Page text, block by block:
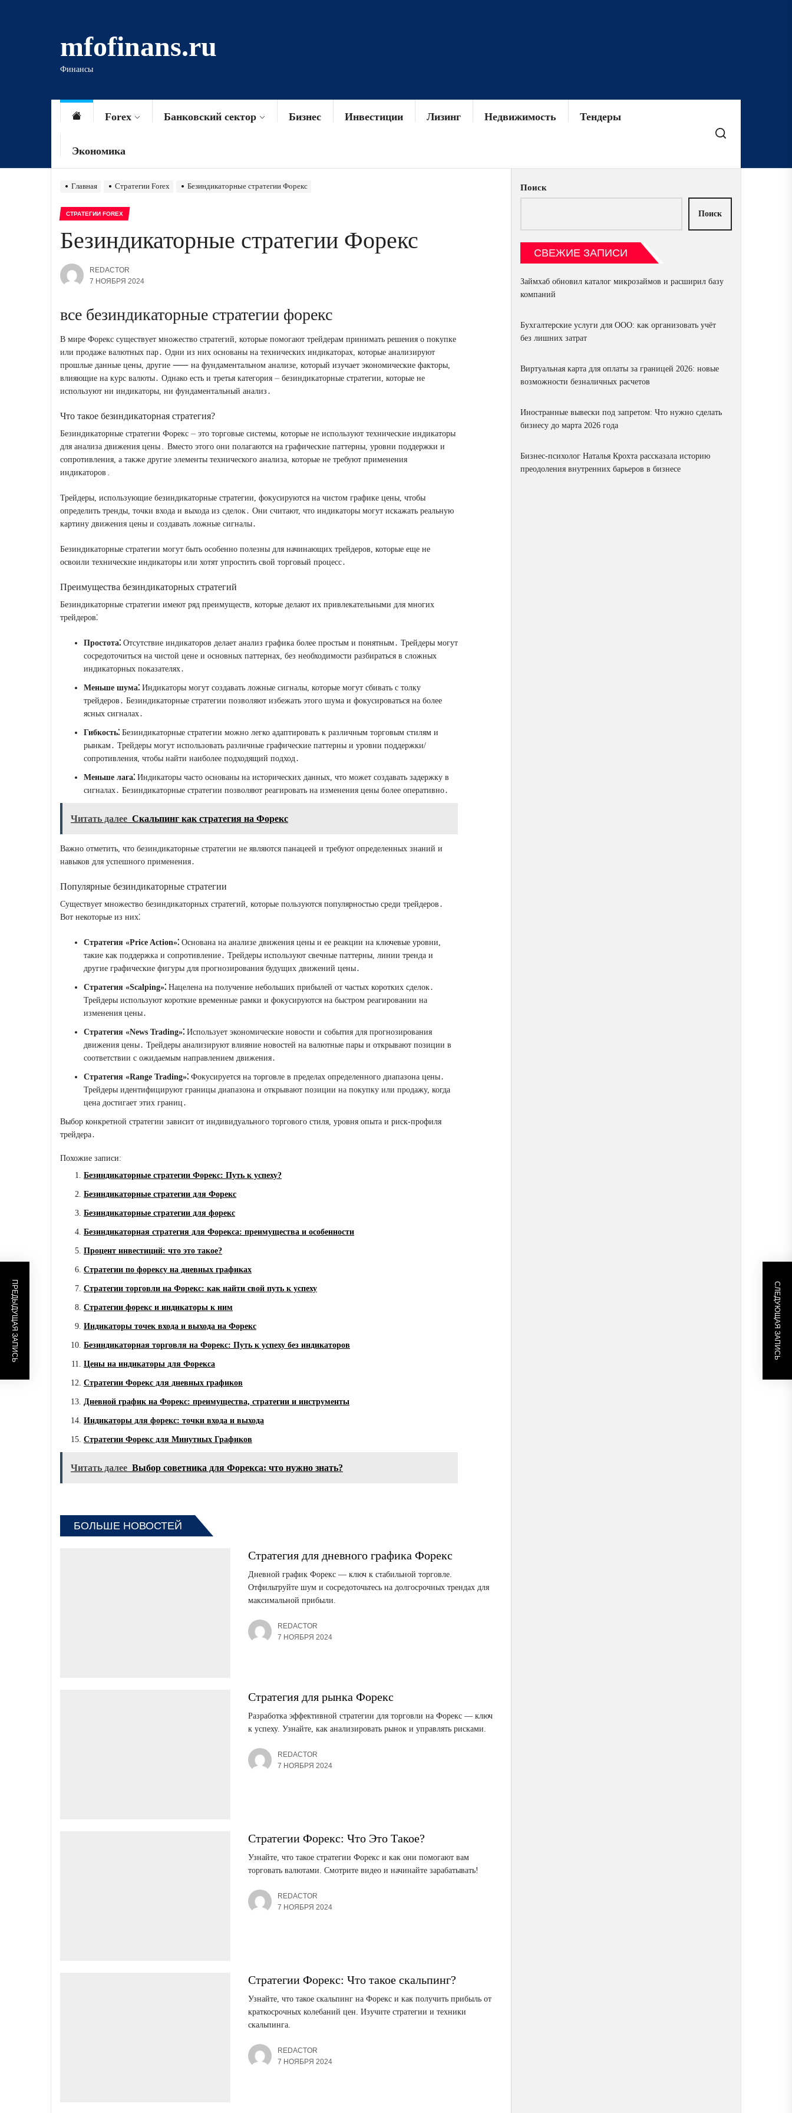
mfofinans.ru
Финансы
Forex Банковский сектор Бизнес Инвестиции Лизинг Недвижимость Тендеры
Экономика
Главная Стратегии Forex Безиндикаторные стратегии Форекс
СТРАТЕГИИ FOREX
Безиндикаторные стратегии Форекс
REDACTOR
7 НОЯБРЯ 2024
все безиндикаторные стратегии форекс
В мире Форекс существует множество стратегий, которые помогают трейдерам принимать решения о покупке
или продаже валютных пар․ Одни из них основаны на технических индикаторах, которые анализируют
прошлые данные цены, другие ⸺ на фундаментальном анализе, который изучает экономические факторы,
влияющие на курс валюты․ Однако есть и третья категория ⏤ безиндикаторные стратегии, которые не
используют ни индикаторы, ни фундаментальный анализ․
Что такое безиндикаторная стратегия?
Безиндикаторные стратегии Форекс ⏤ это торговые системы, которые не используют технические индикаторы
для анализа движения цены․ Вместо этого они полагаются на графические паттерны, уровни поддержки и
сопротивления, а также другие элементы технического анализа, которые не требуют применения
индикаторов․
Трейдеры, использующие безиндикаторные стратегии, фокусируются на чистом графике цены, чтобы
определить тренды, точки входа и выхода из сделок․ Они считают, что индикаторы могут искажать реальную
картину движения цены и создавать ложные сигналы․
Безиндикаторные стратегии могут быть особенно полезны для начинающих трейдеров, которые еще не
освоили технические индикаторы или хотят упростить свой торговый процесс․
Преимущества безиндикаторных стратегий
Безиндикаторные стратегии имеют ряд преимуществ, которые делают их привлекательными для многих
трейдеров⁚
Простота⁚ Отсутствие индикаторов делает анализ графика более простым и понятным․ Трейдеры могут
сосредоточиться на чистой цене и основных паттернах, без необходимости разбираться в сложных
индикаторных показателях․
Меньше шума⁚ Индикаторы могут создавать ложные сигналы, которые могут сбивать с толку
трейдеров․ Безиндикаторные стратегии позволяют избежать этого шума и фокусироваться на более
ясных сигналах․
Гибкость⁚ Безиндикаторные стратегии можно легко адаптировать к различным торговым стилям и
рынкам․ Трейдеры могут использовать различные графические паттерны и уровни поддержки/
сопротивления, чтобы найти наиболее подходящий подход․
Меньше лага⁚ Индикаторы часто основаны на исторических данных, что может создавать задержку в
сигналах․ Безиндикаторные стратегии позволяют реагировать на изменения цены более оперативно․
Читать далее Скальпинг как стратегия на Форекс
Важно отметить, что безиндикаторные стратегии не являются панацеей и требуют определенных знаний и
навыков для успешного применения․
Популярные безиндикаторные стратегии
Существует множество безиндикаторных стратегий, которые пользуются популярностью среди трейдеров․
Вот некоторые из них⁚
Стратегия «Price Action»⁚ Основана на анализе движения цены и ее реакции на ключевые уровни,
такие как поддержка и сопротивление․ Трейдеры используют свечные паттерны, линии тренда и
другие графические фигуры для прогнозирования будущих движений цены․
Стратегия «Scalping»⁚ Нацелена на получение небольших прибылей от частых коротких сделок․
Трейдеры используют короткие временные рамки и фокусируются на быстром реагировании на
изменения цены․
Стратегия «News Trading»⁚ Использует экономические новости и события для прогнозирования
движения цены․ Трейдеры анализируют влияние новостей на валютные пары и открывают позиции в
соответствии с ожидаемым направлением движения․
Стратегия «Range Trading»⁚ Фокусируется на торговле в пределах определенного диапазона цены․
Трейдеры идентифицируют границы диапазона и открывают позиции на покупку или продажу, когда
цена достигает этих границ․
Выбор конкретной стратегии зависит от индивидуального торгового стиля, уровня опыта и риск-профиля
трейдера․
Похожие записи:
Безиндикаторные стратегии Форекс: Путь к успеху?
Безиндикаторные стратегии для Форекс
Безиндикаторные стратегии для форекс
Безиндикаторная стратегия для Форекса: преимущества и особенности
Процент инвестиций: что это такое?
Стратегии по форексу на дневных графиках
Стратегии торговли на Форекс: как найти свой путь к успеху
Стратегии форекс и индикаторы к ним
Индикаторы точек входа и выхода на Форекс
Безиндикаторная торговля на Форекс: Путь к успеху без индикаторов
Цены на индикаторы для Форекса
Стратегии Форекс для дневных графиков
Дневной график на Форекс: преимущества, стратегии и инструменты
Индикаторы для форекс: точки входа и выхода
Стратегии Форекс для Минутных Графиков
Читать далее Выбор советника для Форекса: что нужно знать?
ПРЕДЫДУЩАЯ ЗАПИСЬ СЛЕДУЮЩАЯ ЗАПИСЬ
БОЛЬШЕ НОВОСТЕЙ
Стратегия для дневного графика Форекс
Дневной график Форекс — ключ к стабильной торговле.
Отфильтруйте шум и сосредоточьтесь на долгосрочных трендах для
максимальной прибыли.
REDACTOR
7 НОЯБРЯ 2024
Стратегия для рынка Форекс
Разработка эффективной стратегии для торговли на Форекс — ключ
к успеху. Узнайте, как анализировать рынок и управлять рисками.
REDACTOR
7 НОЯБРЯ 2024
Стратегии Форекс: Что Это Такое?
Узнайте, что такое стратегии Форекс и как они помогают вам
торговать валютами. Смотрите видео и начинайте зарабатывать!
REDACTOR
7 НОЯБРЯ 2024
Стратегии Форекс: Что такое скальпинг?
Узнайте, что такое скальпинг на Форекс и как получить прибыль от
краткосрочных колебаний цен. Изучите стратегии и техники
скальпинга.
REDACTOR
7 НОЯБРЯ 2024
Поиск
Поиск
СВЕЖИЕ ЗАПИСИ
Займхаб обновил каталог микрозаймов и расширил базу
компаний
Бухгалтерские услуги для ООО: как организовать учёт
без лишних затрат
Виртуальная карта для оплаты за границей 2026: новые
возможности безналичных расчетов
Иностранные вывески под запретом: Что нужно сделать
бизнесу до марта 2026 года
Бизнес-психолог Наталья Крохта рассказала историю
преодоления внутренних барьеров в бизнесе